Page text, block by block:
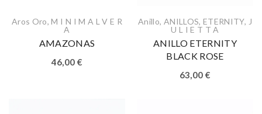
Aros Oro,M I N I M A L V E R
A
AMAZONAS
46,00 €
Anillo, ANILLOS,ETERNITY, J
U L I E T T A
ANILLO ETERNITY
BLACK ROSE
63,00 €